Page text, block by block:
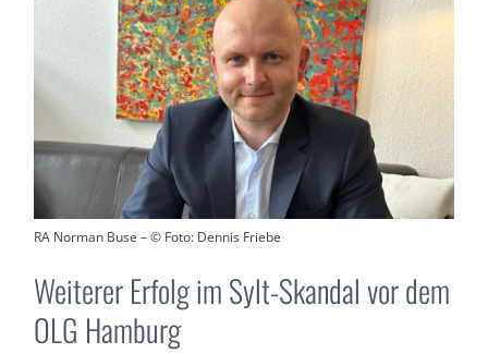
RA Norman Buse – © Foto: Dennis Friebe
Weiterer Erfolg im Sylt-Skandal vor dem
OLG Hamburg